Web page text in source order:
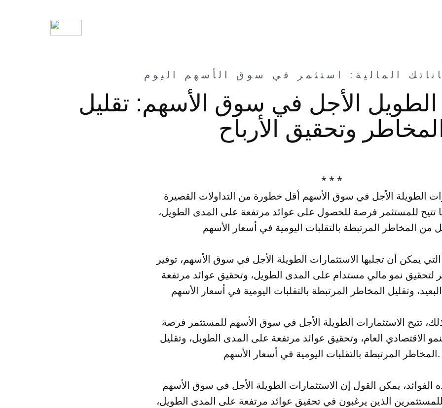
الطويل الأجل في سوق الأسهم: تقليل
المخاطر وتحقيق الأرباح
* * *
الطويلة الأجل في سوق الأسهم أقل خطورة من التداولات القصيرة
تتيح للمستثمر فرصة للحصول على عوائد مرتفعة على المدى الطويل،
يمكن أن تجلبها الاستثمارات الطويلة الأجل في سوق الأسهم، توفير
لتحقيق نمو مالي مستدام على المدى الطويل، وتحقيق عوائد مرتفعة
تتيح الاستثمارات الطويلة الأجل في سوق الأسهم للمستثمر فرصة
الاقتصادي العام، وتحقيق عوائد مرتفعة على المدى الطويل، وتقليل
المخاطر المرتبطة بالتقلبات اليومية في أسعار الأسهم.
الفوائد، يمكن القول إن الاستثمارات الطويلة الأجل في سوق الأسهم
للمستثمرين الذين يرغبون في تحقيق عوائد مرتفعة على المدى الطويل،